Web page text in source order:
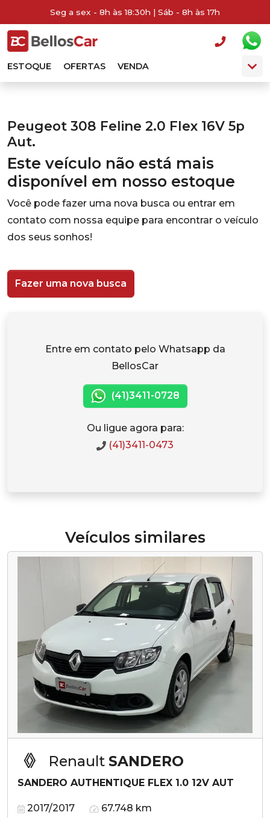
Seg a sex - 8h às 18:30h | Sáb - 8h às 17h
ESTOQUE OFERTAS VENDA
Peugeot 308 Feline 2.0 Flex 16V 5p
Aut.
Este veículo não está mais
disponível em nosso estoque
Você pode fazer uma nova busca ou entrar em
contato com nossa equipe para encontrar o veículo
dos seus sonhos!
Fazer uma nova busca
Entre em contato pelo Whatsapp da
BellosCar
(41)3411-0728
Ou ligue agora para:
(41)3411-0473
Veículos similares
Renault SANDERO
SANDERO AUTHENTIQUE FLEX 1.0 12V AUT
2017/2017 67.748 km